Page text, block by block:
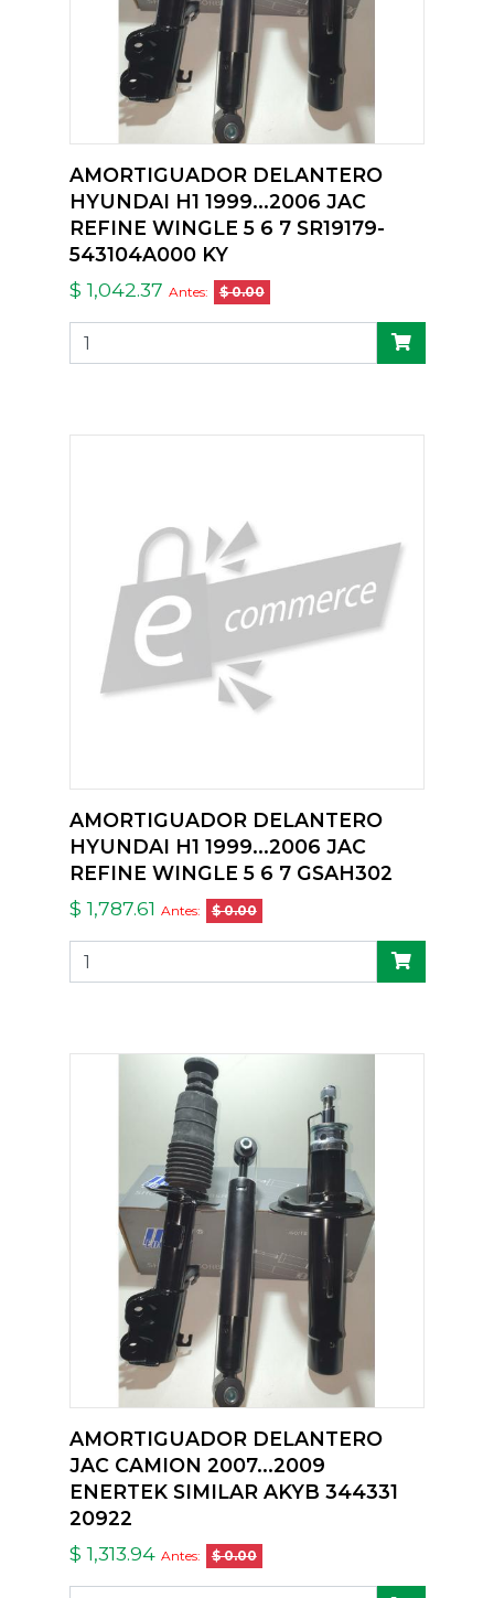
AMORTIGUADOR DELANTERO
HYUNDAI H1 1999...2006 JAC
REFINE WINGLE 5 6 7 SR19179-
543104A000 KY
$ 1,042.37 Antes: $ 0.00
AMORTIGUADOR DELANTERO
HYUNDAI H1 1999...2006 JAC
REFINE WINGLE 5 6 7 GSAH302
$ 1,787.61 Antes: $ 0.00
AMORTIGUADOR DELANTERO
JAC CAMION 2007...2009
ENERTEK SIMILAR AKYB 344331
20922
$ 1,313.94 Antes: $ 0.00